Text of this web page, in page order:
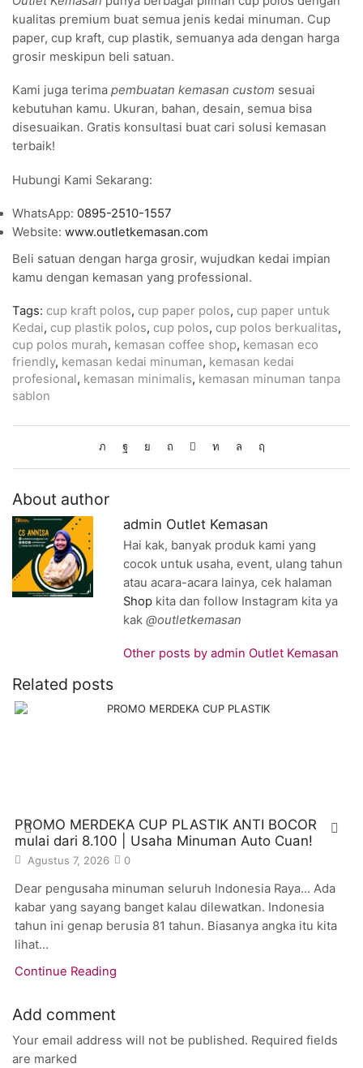
kualitas premium buat semua jenis kedai minuman. Cup
paper, cup kraft, cup plastik, semuanya ada dengan harga
grosir meskipun beli satuan.
Kami juga terima pembuatan kemasan custom sesuai
kebutuhan kamu. Ukuran, bahan, desain, semua bisa
disesuaikan. Gratis konsultasi buat cari solusi kemasan
terbaik!
Hubungi Kami Sekarang:
WhatsApp: 0895-2510-1557
Website: www.outletkemasan.com
Beli satuan dengan harga grosir, wujudkan kedai impian
kamu dengan kemasan yang professional.
Tags: cup kraft polos, cup paper polos, cup paper untuk
Kedai, cup plastik polos, cup polos, cup polos berkualitas,
cup polos murah, kemasan coffee shop, kemasan eco
friendly, kemasan kedai minuman, kemasan kedai
profesional, kemasan minimalis, kemasan minuman tanpa
sablon
About author
admin Outlet Kemasan
Hai kak, banyak produk kami yang
cocok untuk usaha, event, ulang tahun
atau acara-acara lainya, cek halaman
Shop kita dan follow Instagram kita ya
kak@outletkemasan
Other posts by admin Outlet Kemasan
Related posts
PROMO MERDEKA CUP PLASTIK ANTI BOCOR
mulai dari 8.100 | Usaha Minuman Auto Cuan!
Agustus 7, 2026 0
Dear pengusaha minuman seluruh Indonesia Raya… Ada
kabar yang sayang banget kalau dilewatkan. Indonesia
tahun ini genap berusia 81 tahun. Biasanya angka itu kita
lihat...
Continue Reading
Add comment
Your email address will not be published. Required fields
are marked